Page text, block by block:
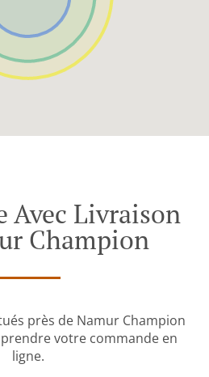
Avec Livraison
Champion
près de Namur Champion
votre commande en
ligne.